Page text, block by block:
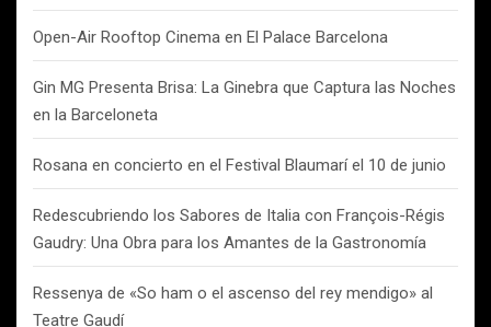
Open-Air Rooftop Cinema en El Palace Barcelona
Gin MG Presenta Brisa: La Ginebra que Captura las Noches
en la Barceloneta
Rosana en concierto en el Festival Blaumarí el 10 de junio
Redescubriendo los Sabores de Italia con François-Régis
Gaudry: Una Obra para los Amantes de la Gastronomía
Ressenya de «So ham o el ascenso del rey mendigo» al
Teatre Gaudí